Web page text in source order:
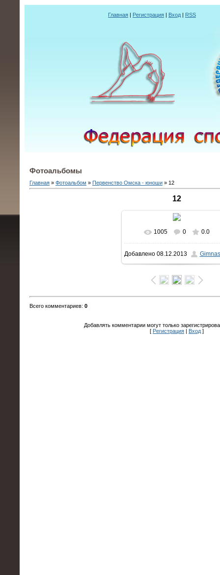
Главная | Регистрация | Вход | RSS
Фотоальбомы
Главная » Фотоальбом » Первенство Омска - юноши » 12
12
В реальном размере
1200x1600/ 164.9Kb
1005 0 0.0
Добавлено08.12.2013
Всего комментариев: 0
Добавлять комментарии могут только
[ Регистрация Вход]